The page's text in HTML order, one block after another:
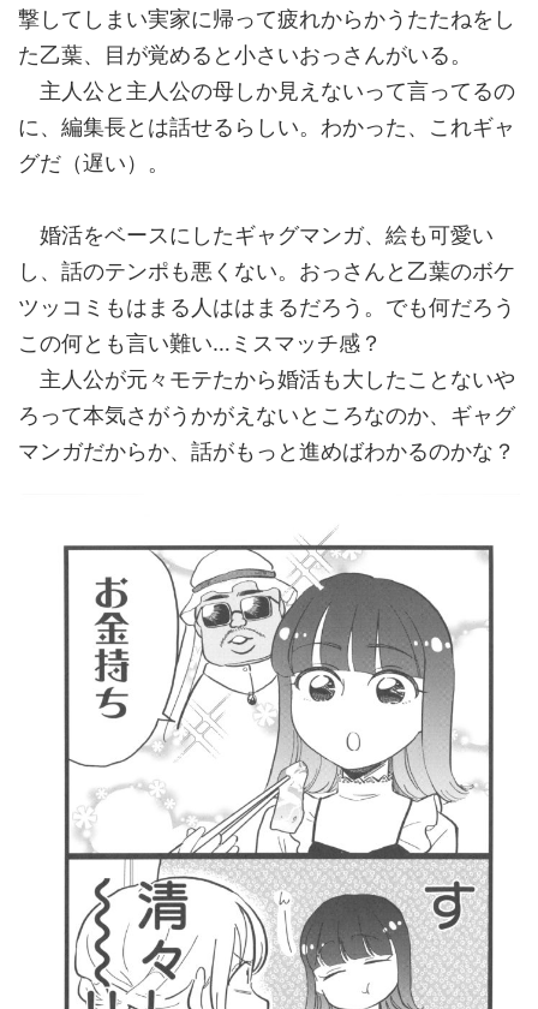
撃してしまい実家に帰って疲れからかうたたねをし
た乙葉、目が覚めると小さいおっさんがいる。
主人公と主人公の母しか見えないって言ってるの
に、編集長とは話せるらしい。わかった、これギャ
グだ（遅い）。
婚活をベースにしたギャグマンガ、絵も可愛い
し、話のテンポも悪くない。おっさんと乙葉のボケ
ツッコミもはまる人ははまるだろう。でも何だろう
この何とも言い難い…ミスマッチ感？
主人公が元々モテたから婚活も大したことないや
ろって本気さがうかがえないところなのか、ギャグ
マンガだからか、話がもっと進めばわかるのかな？